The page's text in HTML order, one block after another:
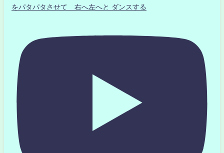
をパタパタさせて 右へ左へと ダンスする